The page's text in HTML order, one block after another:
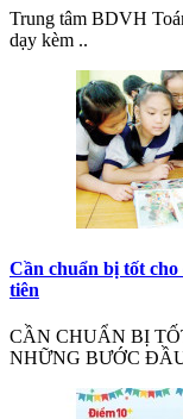
Trung tâm BDVH
dạy kèm ..
Cần chuẩn bị tốt
tiên
CẦN CHUẨN BỊ
NHỮNG BƯỚC